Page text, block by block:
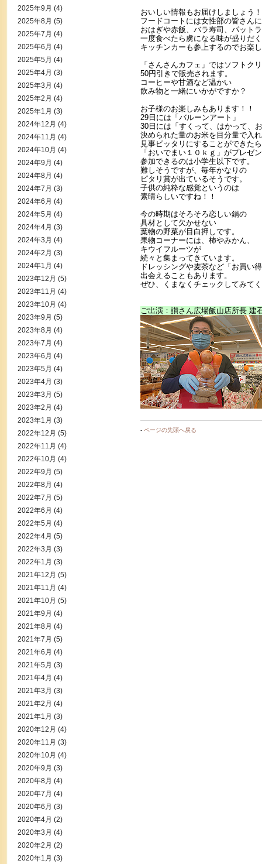
おいしい情報もお届けしましょう
フードコートには女性部の皆さん
おはぎや赤飯、バラ寿司、パット
一度食べたら虜になる味が盛りだ
キッチンカーも参上するのでお楽
「さんさんカフェ」ではソフトク
50円引きで販売されます。
コーヒーや甘酒など温かい
飲み物と一緒にいかがですか？
お子様のお楽しみもあります！！
29日には「バルーンアート」
30日には「すくって、はかって、
決められた量のお米を目分量で入
見事ピッタリにすることができた
「おいでまい１０ｋｇ」がプレゼ
参加できるのは小学生以下です。
難しそうですが、毎年かなりの
ピタリ賞が出ているそうです。
子供の純粋な感覚というのは
素晴らしいですね！！
今の時期はそろそろ恋しい鍋の
具材として欠かせない
葉物の野菜が目白押しです。
果物コーナーには、柿やみかん、
キウイフルーツが
続々と集まってきています。
ドレッシングや麦茶など「お買い
出会えることもあります。
ぜひ、くまなくチェックしてみて
ご出演：讃さん広場飯山店所長 建
- ページの先頭へ戻る
2025年9月 (4)
2025年8月 (5)
2025年7月 (4)
2025年6月 (4)
2025年5月 (4)
2025年4月 (3)
2025年3月 (4)
2025年2月 (4)
2025年1月 (3)
2024年12月 (4)
2024年11月 (4)
2024年10月 (4)
2024年9月 (4)
2024年8月 (4)
2024年7月 (3)
2024年6月 (4)
2024年5月 (4)
2024年4月 (3)
2024年3月 (4)
2024年2月 (3)
2024年1月 (4)
2023年12月 (5)
2023年11月 (4)
2023年10月 (4)
2023年9月 (5)
2023年8月 (4)
2023年7月 (4)
2023年6月 (4)
2023年5月 (4)
2023年4月 (3)
2023年3月 (5)
2023年2月 (4)
2023年1月 (3)
2022年12月 (5)
2022年11月 (4)
2022年10月 (4)
2022年9月 (5)
2022年8月 (4)
2022年7月 (5)
2022年6月 (4)
2022年5月 (4)
2022年4月 (5)
2022年3月 (3)
2022年1月 (3)
2021年12月 (5)
2021年11月 (4)
2021年10月 (5)
2021年9月 (4)
2021年8月 (4)
2021年7月 (5)
2021年6月 (4)
2021年5月 (3)
2021年4月 (4)
2021年3月 (3)
2021年2月 (4)
2021年1月 (3)
2020年12月 (4)
2020年11月 (3)
2020年10月 (4)
2020年9月 (3)
2020年8月 (4)
2020年7月 (4)
2020年6月 (3)
2020年4月 (2)
2020年3月 (4)
2020年2月 (2)
2020年1月 (3)